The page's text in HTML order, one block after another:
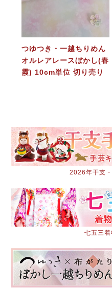
つゆつき・一越ちりめん
オルレアレースぼかし(春
霞) 10cm単位 切り売り
2026年干支
七五三